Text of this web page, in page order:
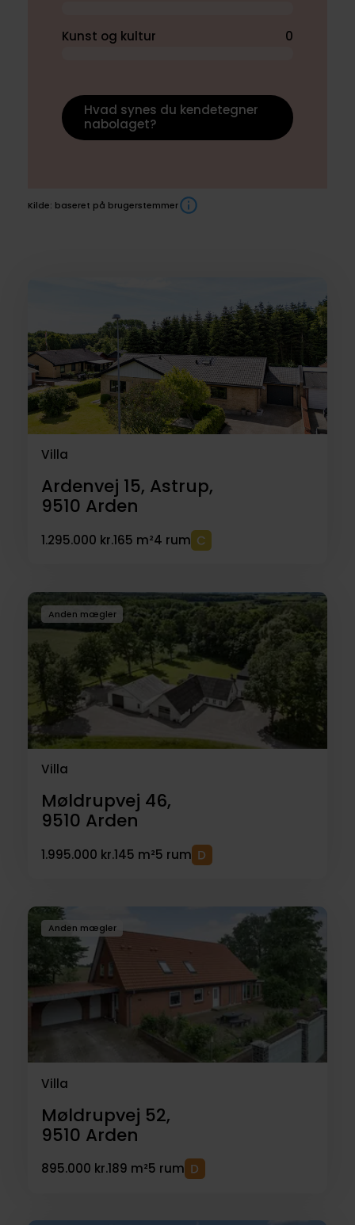
Kunst og kultur 0
Hvad synes du kendetegner
nabolaget?
Kilde: baseret på brugerstemmer
salg
Villa
Ardenvej 15, Astrup,
9510 Arden
1.295.000 kr.165 m²4 rum
Anden mægler
Villa
Møldrupvej 46,
9510 Arden
1.995.000 kr.145 m²5 rum
Anden mægler
Villa
Møldrupvej 52,
9510 Arden
895.000 kr.189 m²5 rum